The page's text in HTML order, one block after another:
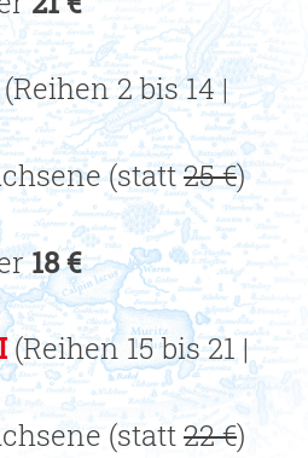
2 bis 14 |
(statt25 €)
18 €
(Reihen 15 bis 21 |
(statt22 €)